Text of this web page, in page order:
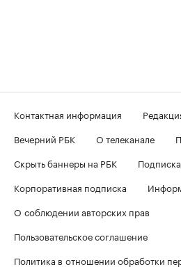
Контактная информация
Вечерний РБК
О телеканале
Скрыть баннеры на РБК
Корпоративная подписка
О соблюдении авторских прав
Пользовательское соглашение
Политика в отношении обработки